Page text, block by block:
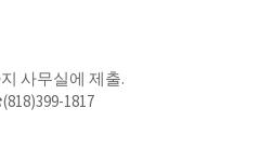
사무실에 제출.
1817